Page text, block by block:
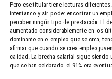
Pero ese titular tiene lecturas
intentando y sin poder encontrar un
perciben ningún tipo de prestación. El
aumentado considerablemente en los
dominante en el empleo que se crea,
afirmar que cuando se crea empleo
calidad. La brecha salarial sigue
que se han celebrado, el 91% era eventual.